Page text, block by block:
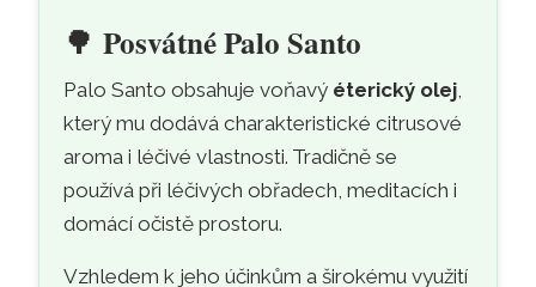
🌳Posvátné Palo Santo
Palo Santo obsahuje voňavý éterický olej
který mu dodává charakteristické citrusové
aroma i léčivé vlastnosti. Tradičně se
používá při léčivých obřadech, meditacích i
domácí očistě prostoru.
Vzhledem k jeho účinkům a širokému využití